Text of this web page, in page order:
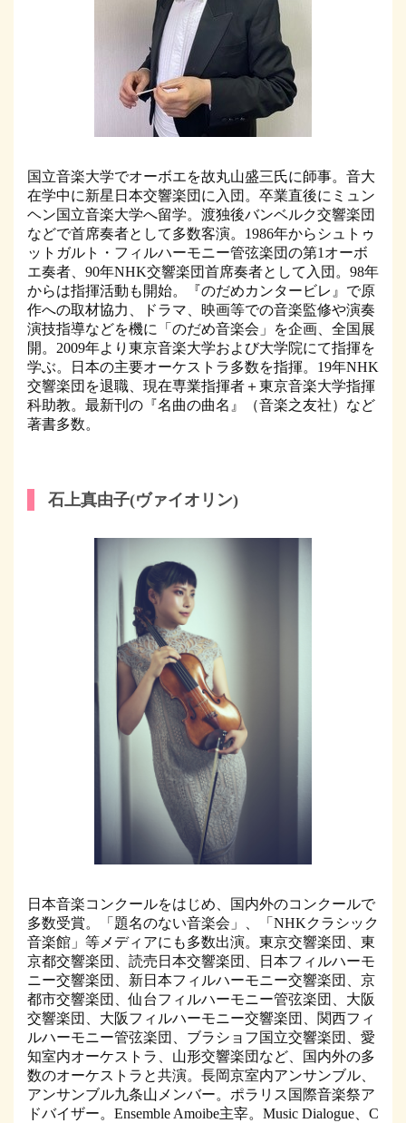
国立音楽大学でオーボエを故丸山盛三氏に師事。音大
在学中に新星日本交響楽団に入団。卒業直後にミュン
ヘン国立音楽大学へ留学。渡独後バンベルク交響楽団
などで首席奏者として多数客演。1986年からシュトゥ
ットガルト・フィルハーモニー管弦楽団の第1オーボ
エ奏者、90年NHK交響楽団首席奏者として入団。98年
からは指揮活動も開始。『のだめカンタービレ』で原
作への取材協力、ドラマ、映画等での音楽監修や演奏
演技指導などを機に「のだめ音楽会」を企画、全国展
開。2009年より東京音楽大学および大学院にて指揮を
学ぶ。日本の主要オーケストラ多数を指揮。19年NHK
交響楽団を退職、現在専業指揮者＋東京音楽大学指揮
科助教。最新刊の『名曲の曲名』（音楽之友社）など
著書多数。
石上真由子(ヴァイオリン)
日本音楽コンクールをはじめ、国内外のコンクールで
多数受賞。「題名のない音楽会」、「NHKクラシック
音楽館」等メディアにも多数出演。東京交響楽団、東
京都交響楽団、読売日本交響楽団、日本フィルハーモ
ニー交響楽団、新日本フィルハーモニー交響楽団、京
都市交響楽団、仙台フィルハーモニー管弦楽団、大阪
交響楽団、大阪フィルハーモニー交響楽団、関西フィ
ルハーモニー管弦楽団、ブラショフ国立交響楽団、愛
知室内オーケストラ、山形交響楽団など、国内外の多
数のオーケストラと共演。長岡京室内アンサンブル、
アンサンブル九条山メンバー。ポラリス国際音楽祭ア
ドバイザー。Ensemble Amoibe主宰。Music Dialogue、C